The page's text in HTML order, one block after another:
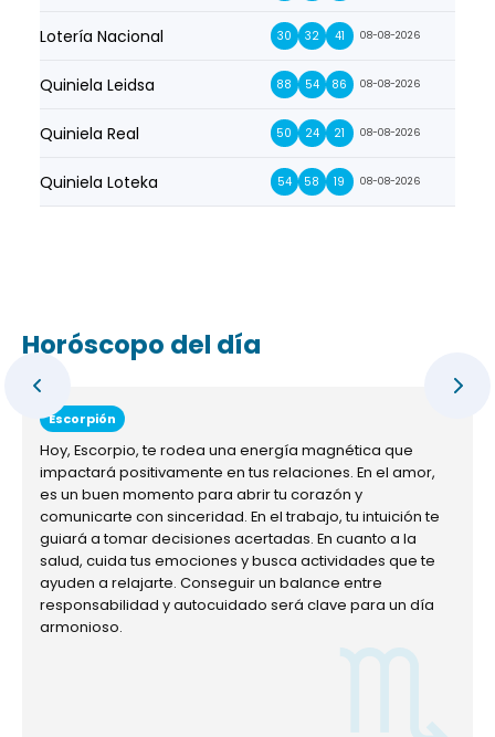
Lotería Nacional 30 32 41 08-08-2026
Quiniela Leidsa 88 54 86 08-08-2026
Quiniela Real 50 24 21 08-08-2026
Quiniela Loteka 54 58 19 08-08-2026
Horóscopo del día
Escorpión
Hoy, Escorpio, te rodea una energía magnética que
impactará positivamente en tus relaciones. En el amor,
es un buen momento para abrir tu corazón y
comunicarte con sinceridad. En el trabajo, tu intuición te
guiará a tomar decisiones acertadas. En cuanto a la
salud, cuida tus emociones y busca actividades que te
ayuden a relajarte. Conseguir un balance entre
responsabilidad y autocuidado será clave para un día
armonioso.